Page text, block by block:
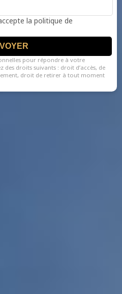
la politique de
pour répondre à votre
des droits suivants : droit d’accès, de
droit de retirer à tout moment